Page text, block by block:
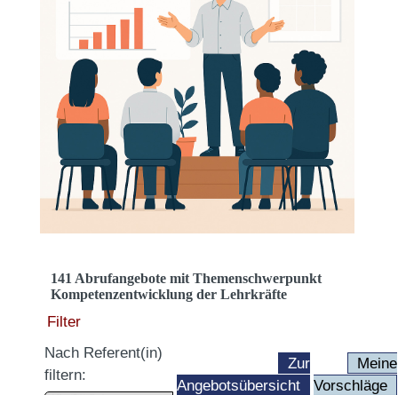
141 Abrufangebote mit Themenschwerpunkt
Kompetenzentwicklung der Lehrkräfte
Filter
Nach Referent(in)
filtern:
Zur
Angebotsübersicht
Meine
Vorschläge